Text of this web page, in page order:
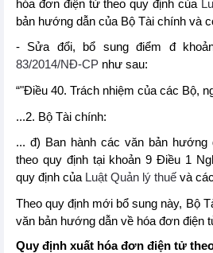
hóa đơn điện tử theo quy định của
bản hướng dẫn của Bộ Tài chính và
- Sửa đổi, bổ sung điểm đ
83/2014/NĐ-CP như sau:
“"Điều 40. Trách nhiệm của các Bộ,
...2. Bộ Tài chính:
... đ) Ban hành các văn bản
theo quy định tại khoản 9 Điều 1
quy định của Luật Quản lý thuế và
Theo quy định mới bổ sung này, Bộ
văn bản hướng dẫn về hóa đơn điện
Quy định xuất hóa đơn điện tử